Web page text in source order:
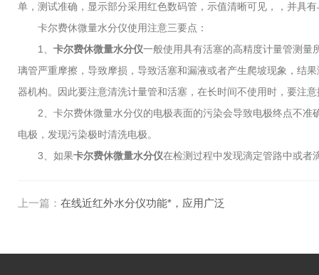
单，测试准确，显示部分采用红色数码管，示值清晰可见，，并具
卡尔费休微量水分仪使用注意三要点：
1、 卡尔费休微量水分仪一般使用具有活塞的高精度计量管测量
璃管严重摩擦，导致摩损，导致活塞和漏液或者产生爬坡现象，结
器机构。因此要注意清洗计量管和活塞，在长时间不使用时，要注
2、卡尔费休微量水分仪的电极表面的污染会导致电极终点不准
电极，发现污染极时清洗电极。
3、如果卡尔费休微量水分仪在检测过程中发现滴定管路中或者
上一篇： 在线近红外水分仪功能*，应用广泛